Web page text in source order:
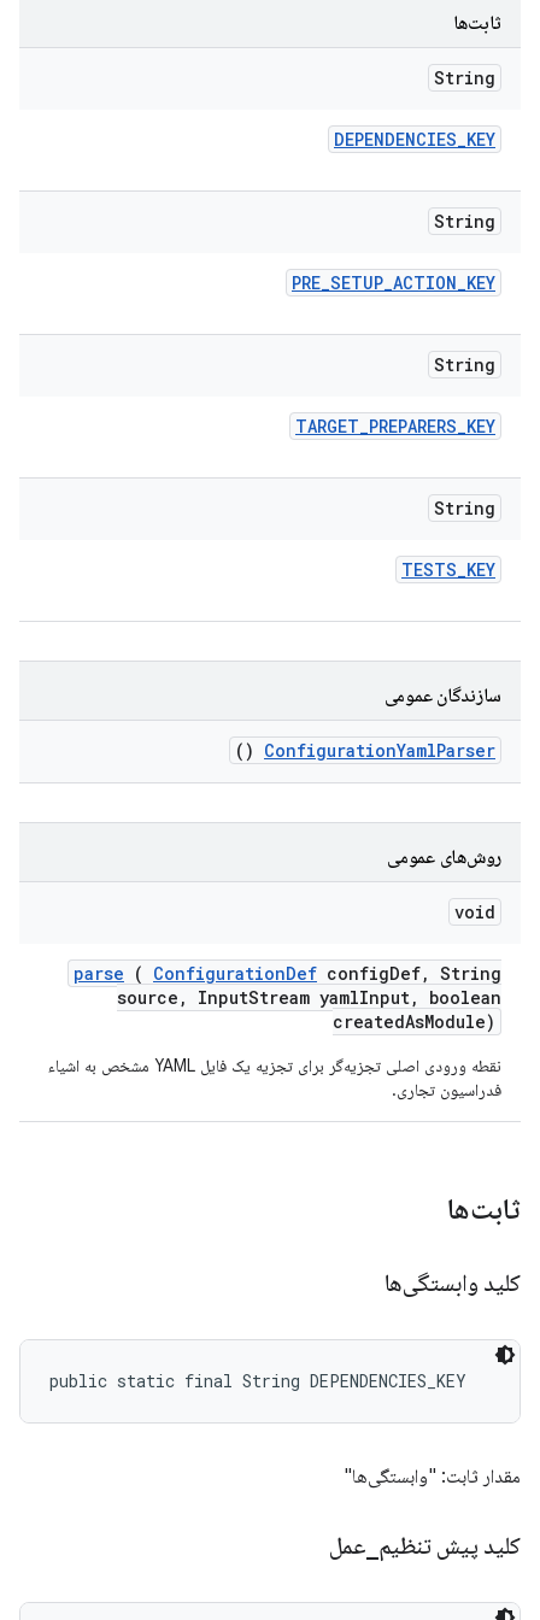
ثابت‌ها
String
DEPENDENCIES_KEY
String
PRE_SETUP_ACTION_KEY
String
TARGET_PREPARERS_KEY
String
TESTS_KEY
سازندگان عمومی
ConfigurationYamlParser
()
روش‌های عمومی
void
parse ( ConfigurationDef configDef, String
source , InputStream yamlInput,
boolean
createdAsModule)
نقطه ورودی اصلی تجزیه‌گر برای تجزیه یک فایل YAML مشخص به اشیاء
فدراسیون تجاری.
ثابت‌ها
کلید وابستگی‌ها
public static final String DEPENDENCIES_KEY
مقدار ثابت: "وابستگی‌ها"
کلید پیش تنظیم عمل